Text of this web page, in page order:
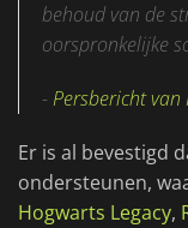
behoud van de
oorspronkelijke
- Persbericht van
Er is al bevestigd
ondersteunen,
Hogwarts Legacy,